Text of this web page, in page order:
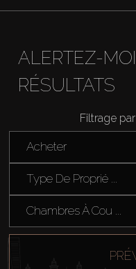
ALERTEZ-
RÉSULTATS
Filtrage
Acheter
Type De Proprié ...
Chambres À Cou ...